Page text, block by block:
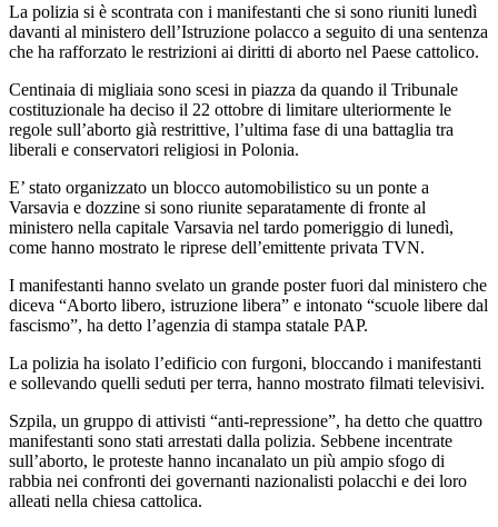
La polizia si è scontrata con i manifestanti che si sono riuniti lunedì
davanti al ministero dell’Istruzione polacco a seguito di una sentenza
che ha rafforzato le restrizioni ai diritti di aborto nel Paese cattolico.
Centinaia di migliaia sono scesi in piazza da quando il Tribunale
costituzionale ha deciso il 22 ottobre di limitare ulteriormente le
regole sull’aborto già restrittive, l’ultima fase di una battaglia tra
liberali e conservatori religiosi in Polonia.
E’ stato organizzato un blocco automobilistico su un ponte a
Varsavia e dozzine si sono riunite separatamente di fronte al
ministero nella capitale Varsavia nel tardo pomeriggio di lunedì,
come hanno mostrato le riprese dell’emittente privata TVN.
I manifestanti hanno svelato un grande poster fuori dal ministero che
diceva “Aborto libero, istruzione libera” e intonato “scuole libere dal
fascismo”, ha detto l’agenzia di stampa statale PAP.
La polizia ha isolato l’edificio con furgoni, bloccando i manifestanti
e sollevando quelli seduti per terra, hanno mostrato filmati televisivi.
Szpila, un gruppo di attivisti “anti-repressione”, ha detto che quattro
manifestanti sono stati arrestati dalla polizia. Sebbene incentrate
sull’aborto, le proteste hanno incanalato un più ampio sfogo di
rabbia nei confronti dei governanti nazionalisti polacchi e dei loro
alleati nella chiesa cattolica.